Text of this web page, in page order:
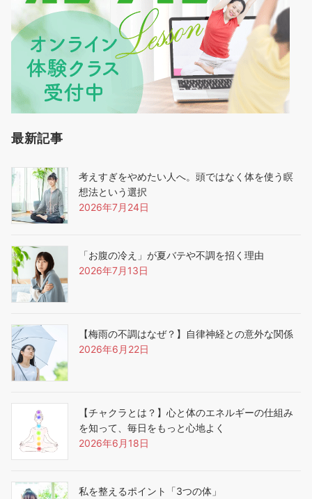
最新記事
考えすぎをやめたい人へ。頭ではなく体を使う瞑
想法という選択
2026年7月24日
「お腹の冷え」が夏バテや不調を招く理由
2026年7月13日
【梅雨の不調はなぜ？】自律神経との意外な関係
2026年6月22日
【チャクラとは？】心と体のエネルギーの仕組み
を知って、毎日をもっと心地よく
2026年6月18日
私を整えるポイント「3つの体」